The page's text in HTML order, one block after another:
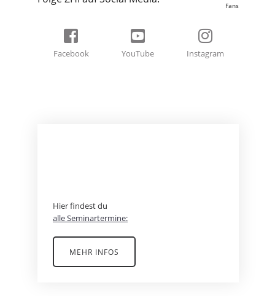
Fans
Facebook YouTube Instagram
Hier findest du
alle Seminartermine:
MEHR INFOS